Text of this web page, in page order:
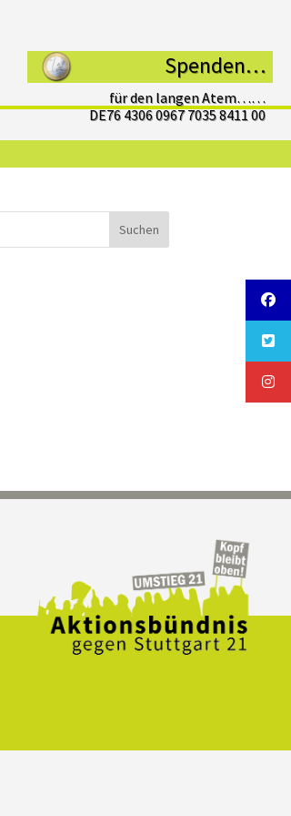
Spenden…
für den langen Atem……
DE76 4306 0967 7035 8411 00
Suchen